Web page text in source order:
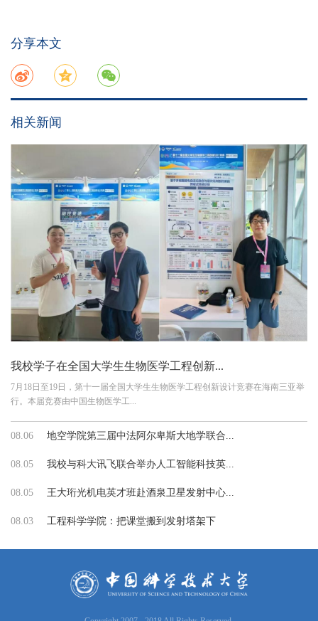
分享本文
相关新闻
我校学子在全国大学生生物医学工程创新...
7月18日至19日，第十一届全国大学生生物医学工程创新设计竞赛在海南三亚举
行。本届竞赛由中国生物医学工...
08.06 地空学院第三届中法阿尔卑斯大地学联合...
08.05 我校与科大讯飞联合举办人工智能科技英...
08.05 王大珩光机电英才班赴酒泉卫星发射中心...
08.03 工程科学学院：把课堂搬到发射塔架下